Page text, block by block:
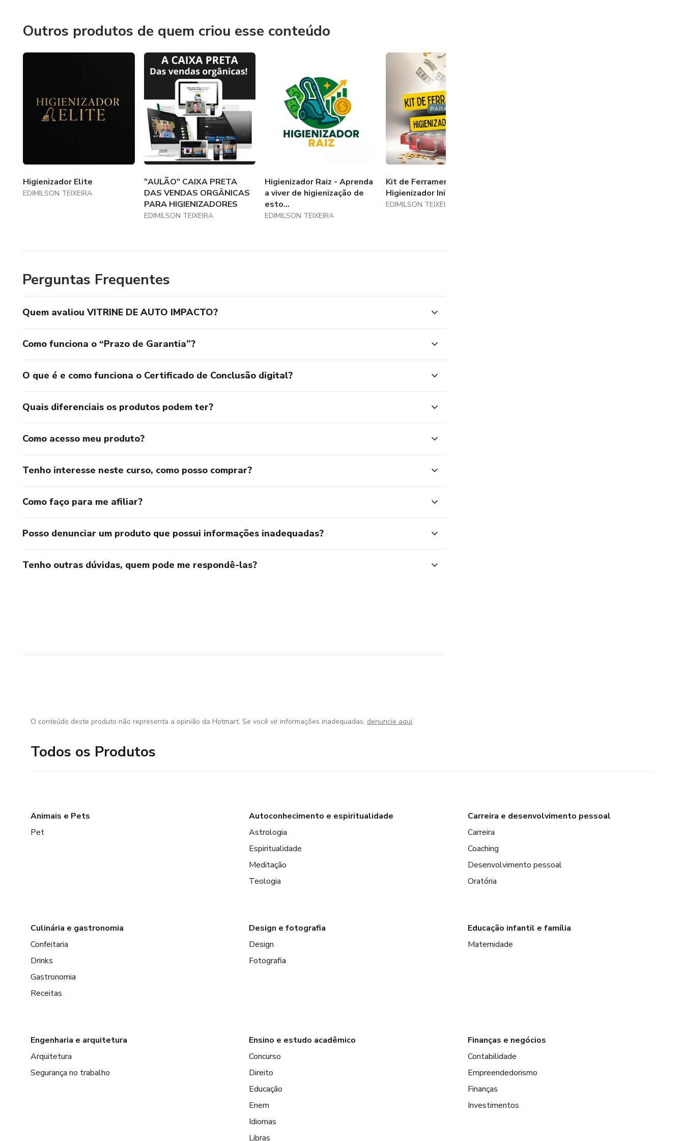
📌 Somente é cobrado algum valor, quando e si você precisar fazer mudanças ou
Outros produtos de quem criou esse conteúdo
Higienizador Elite
EDIMILSON TEIXEIRA
"AULÃO" CAIXA PRETA
DAS VENDAS ORGÂNICAS
PARA HIGIENIZADORES
EDIMILSON TEIXEIRA
Higienizador Raiz - Aprenda
a viver de higienização de
esto...
EDIMILSON TEIXEIRA
Kit de Ferramentas para o
Higienizador Iniciante
EDIMILSON TEIXEIRA
Perguntas Frequentes
Quem avaliou VITRINE DE AUTO IMPACTO?
Como funciona o “Prazo de Garantia”?
O que é e como funciona o Certificado de Conclusão digital?
Quais diferenciais os produtos podem ter?
Como acesso meu produto?
Tenho interesse neste curso, como posso comprar?
Como faço para me afiliar?
Posso denunciar um produto que possui informações inadequadas?
Tenho outras dúvidas, quem pode me respondê-las?
O conteúdo deste produto não representa a opinião da Hotmart. Se você vir informações inadequadas, denuncie aqui
Todos os Produtos
Animais e Pets
Pet
Autoconhecimento e espiritualidade
Astrologia
Espiritualidade
Meditação
Teologia
Carreira e desenvolvimento pessoal
Carreira
Coaching
Desenvolvimento pessoal
Oratória
Culinária e gastronomia
Confeitaria
Drinks
Gastronomia
Receitas
Design e fotografia
Design
Fotografia
Educação infantil e família
Maternidade
Engenharia e arquitetura
Arquitetura
Segurança no trabalho
Ensino e estudo acadêmico
Concurso
Direito
Educação
Enem
Idiomas
Libras
Finanças e negócios
Contabilidade
Empreendedorismo
Finanças
Investimentos